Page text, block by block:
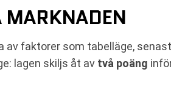
MARKNADEN
av faktorer som tabelläge,
lagen skiljs åt av två poäng